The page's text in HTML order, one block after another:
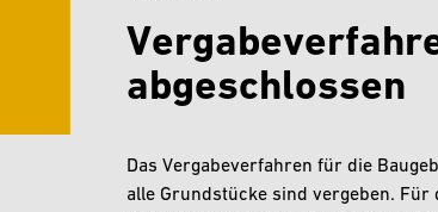
abgeschlossen
Das Vergabeverfahren für die
alle Grundstücke sind vergeben.